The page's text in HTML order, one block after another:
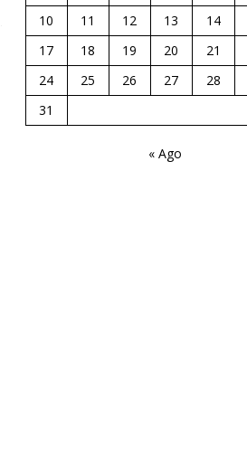
10
11 12 13 14
17
18 19 20 21
24
25 26 27 28
31
« Ago